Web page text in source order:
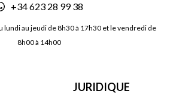
+34 623 28 99 38
lundi au jeudi de 8h30 à 17h30 et le vendredi de
8h00 à 14h00
JURIDIQUE